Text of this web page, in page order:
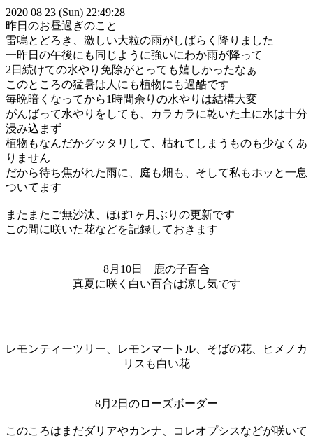
2020 08 23 (Sun) 22:49:28
昨日のお昼過ぎのこと
雷鳴とどろき、激しい大粒の雨がしばらく降りました
一昨日の午後にも同じように強いにわか雨が降って
2日続けての水やり免除がとっても嬉しかったなぁ
このところの猛暑は人にも植物にも過酷です
毎晩暗くなってから1時間余りの水やりは結構大変
がんばって水やりをしても、カラカラに乾いた土に水は十分
浸み込まず
植物もなんだかグッタリして、枯れてしまうものも少なくあ
りません
だから待ち焦がれた雨に、庭も畑も、そして私もホッと一息
ついてます
またまたご無沙汰、ほぼ1ヶ月ぶりの更新です
この間に咲いた花などを記録しておきます
8月10日 鹿の子百合
真夏に咲く白い百合は涼し気です
レモンティーツリー、レモンマートル、そばの花、ヒメノカ
リスも白い花
8月2日のローズボーダー
このころはまだダリアやカンナ、コレオプシスなどが咲いて